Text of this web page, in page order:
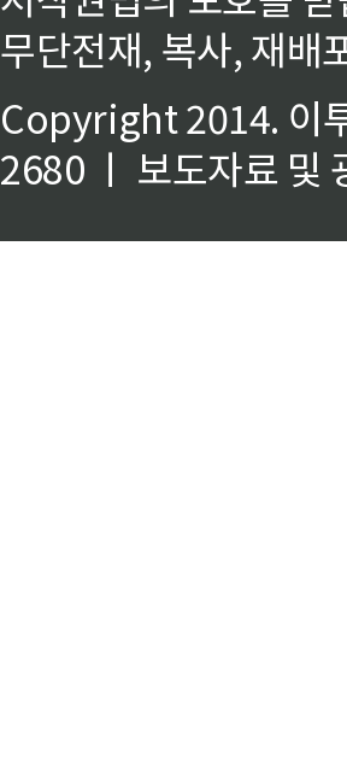
무단전재, 복사, 재배
Copyright 2014. 이
2680 ㅣ 보도자료